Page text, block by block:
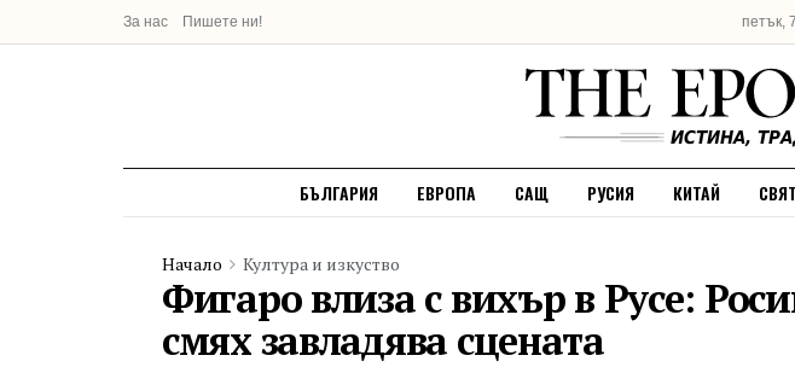
За нас Пишете ни! петък,
БЪЛГАРИЯ ЕВРОПА САЩ РУСИЯ КИТАЙ СВЯТ
Начало Култура и изкуство
Фигаро влиза с вихър в Русе:
смях завладява сцената